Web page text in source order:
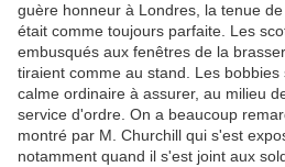
guère honneur à Londres, la tenue
était comme toujours parfaite. Les
embusqués aux fenêtres de la
tiraient comme au stand. Les
calme ordinaire à assurer, au milieu
service d'ordre. On a beaucoup
montré par M. Churchill qui s'est
notamment quand il s'est joint aux